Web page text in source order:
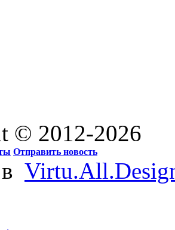
© 2012-2026
Отправить новость